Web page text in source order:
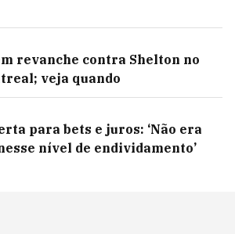
revanche contra Shelton no
veja quando
para bets e juros: ‘Não era
nível de endividamento’